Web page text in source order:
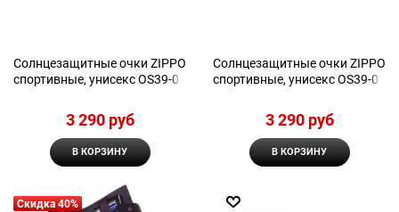
Солнцезащитные очки ZIPPO
спортивные, унисекс OS39-01
3 290 руб
В КОРЗИНУ
Солнцезащитные очки ZIPPO
спортивные, унисекс OS39-02
3 290 руб
В КОРЗИНУ
Скидка 40%